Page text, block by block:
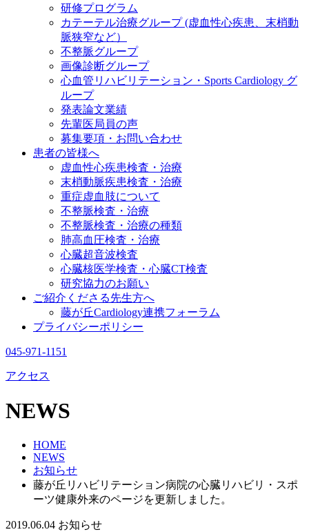
研修プログラム
カテーテル治療グループ (虚血性心疾患、末梢動
脈狭窄など）
不整脈グループ
画像診断グループ
心血管リハビリテーション・Sports Cardiology グ
ループ
発表論文業績
先輩医局員の声
募集要項・お問い合わせ
患者の皆様へ
虚血性心疾患検査・治療
末梢動脈疾患検査・治療
重症虚血肢について
不整脈検査・治療
不整脈検査・治療の種類
肺高血圧検査・治療
心臓超音波検査
心臓核医学検査・心臓CT検査
研究協力のお願い
ご紹介くださる先生方へ
藤が丘Cardiology連携フォーラム
プライバシーポリシー
045-971-1151
アクセス
NEWS
HOME
NEWS
お知らせ
藤が丘リハビリテーション病院の心臓リハビリ・スポ
ーツ健康外来のページを更新しました。
2019.06.04 お知らせ